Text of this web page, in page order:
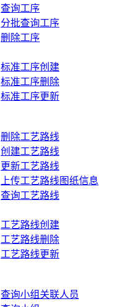
查询工序
分批查询工序
删除工序
标准工序创建
标准工序删除
标准工序更新
删除工艺路线
创建工艺路线
更新工艺路线
上传工艺路线图纸信息
查询工艺路线
工艺路线创建
工艺路线删除
工艺路线更新
查询小组关联人员